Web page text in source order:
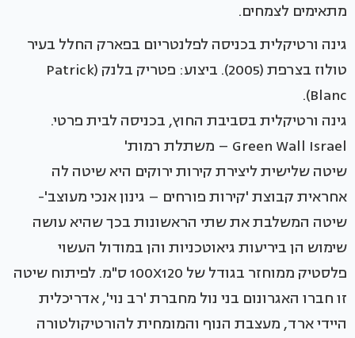
מתאימים לצמחים.
גינה ורטיקלית בכניסה לפלנטריום בפארק החלל בעיר
טולוז בצרפת (2005). ביצוע: פטריק בלנק (Patrick
Blanc).
גינה ורטיקלית בסביבת החוץ, בכניסה לבית פרטי.
Green Wall Israel – משתלת רמות'
שיטה שלישית ליצירת קירות ירוקים היא שיטה לה
אחראית קבוצת 'קירות פורחים – גינון אנכי מעוצב'-
שיטה המשלבת את שתי הראשונות בכך שהיא עושה
שימוש הן ביריעות גיאוטכניות והן במודול העשוי
פלסטיק ממוחזר בגודל של 100X120 ס"מ. לפיתוח שיטה
זו חברו האגרונום בני נול מחברת 'רב נוי', אדריכלית
היידי ארד, מעצבת הנוף והמומחית להורטיקולטורה